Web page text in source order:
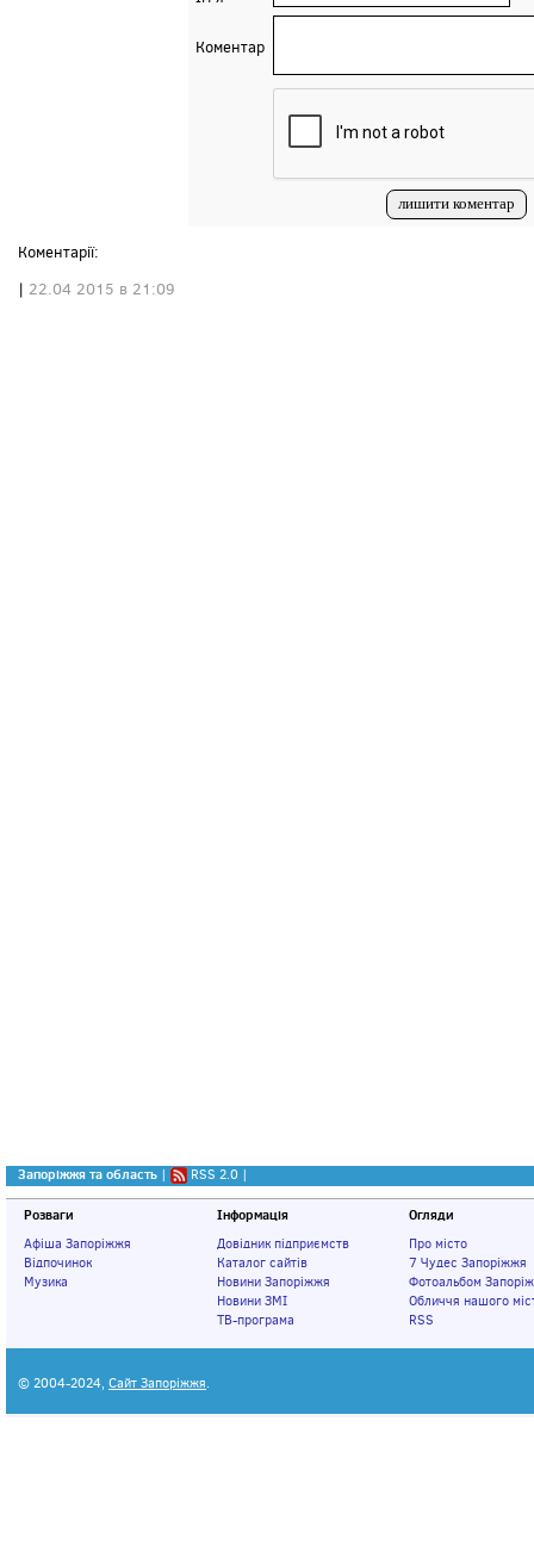
Коментар
Коментарії:
| 22.04 2015 в 21:09
Запоріжжя та область | RSS 2.0 |
Розваги
Афіша Запоріжжя
Відпочинок
Музика
Інформація
Довідник підприємств
Каталог сайтів
Новини Запоріжжя
Новини ЗМІ
ТВ-програма
Огляди
Про місто
7 Чудес Запоріжжя
Фотоальбом
Обличчя нашого
RSS
© 2004-2024, Сайт Запоріжжя.